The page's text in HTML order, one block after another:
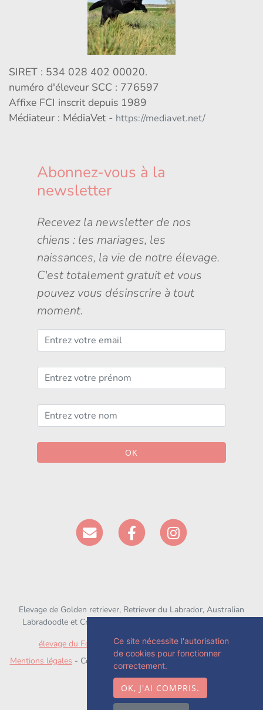
SIRET : 534 028 402 00020.
numéro d'éleveur SCC : 776597
Affixe FCI inscrit depuis 1989
Médiateur : MédiaVet - https://mediavet.net/
Abonnez-vous à la
newsletter
Recevez la newsletter de nos
chiens : les mariages, les
naissances, la vie de notre élevage.
C'est totalement gratuit et vous
pouvez vous désinscrire à tout
moment.
OK
Elevage de Golden retriever, Retriever du Labrador, Australian
Labradoodle et Croisé depuis 1994 situé en Seine-et-Marne
élevage du Fond de la Noye surchien-et-chiot.com
Mentions légales - Copyright© élevage du Fond de la Noye 2026 -
Site créé avec
WeBreed
Ce site nécessite l'autorisation
de cookies pour fonctionner
correctement.
OK, J'AI COMPRIS.